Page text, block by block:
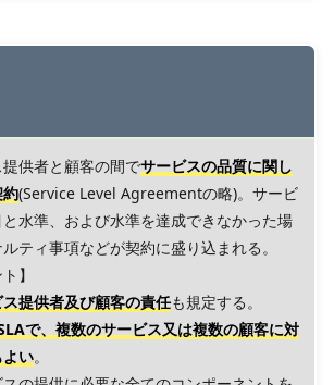
供者と顧客の間でサービスの品質に関し
(Service Level Agreementの略)。サービ
水準、および水準を達成できなかった場
ティ事項などが契約に盛り込まれる。
】
提供者及び顧客の責任も規定する。
で、複数のサービス又は複数の顧客に対
い。